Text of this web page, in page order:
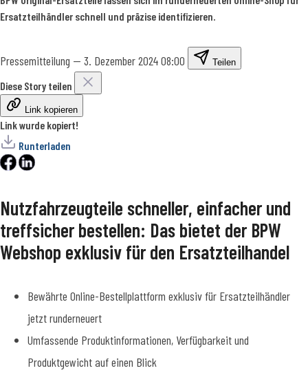
Ersatzteilhändler schnell und präzise identifizieren.
Pressemitteilung — 3. Dezember 2024 08:00 Teilen
Diese Story teilen
Link kopieren
Link wurde kopiert!
Runterladen
Nutzfahrzeugteile schneller, einfacher und
treffsicher bestellen: Das bietet der BPW
Webshop exklusiv für den Ersatzteilhandel
Bewährte Online-Bestellplattform exklusiv für Ersatzteilhändler
jetzt runderneuert
Umfassende Produktinformationen, Verfügbarkeit und
Produktgewicht auf einen Blick